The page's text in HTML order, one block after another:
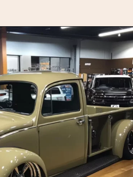
https://motorprime.com.br/vw-fusca-pickup-beige-1980-a-reinvencao-de-um-icone-classico/